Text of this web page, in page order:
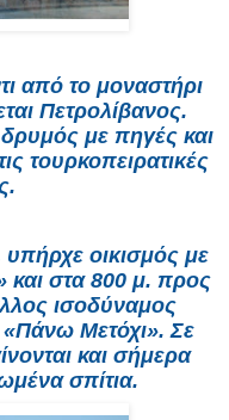
από το μοναστήρι
Πετρολίβανος.
με πηγές και
τουρκοπειρατικές
υπήρχε οικισμός με
και στα 800 μ. προς
ισοδύναμος
«Πάνω Μετόχι». Σε
και σήμερα
σπίτια.